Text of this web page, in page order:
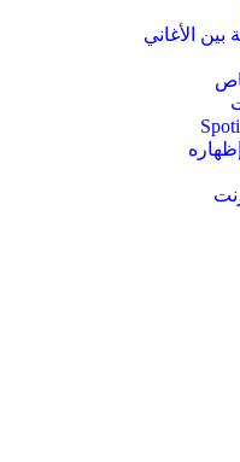
بين الأغاني